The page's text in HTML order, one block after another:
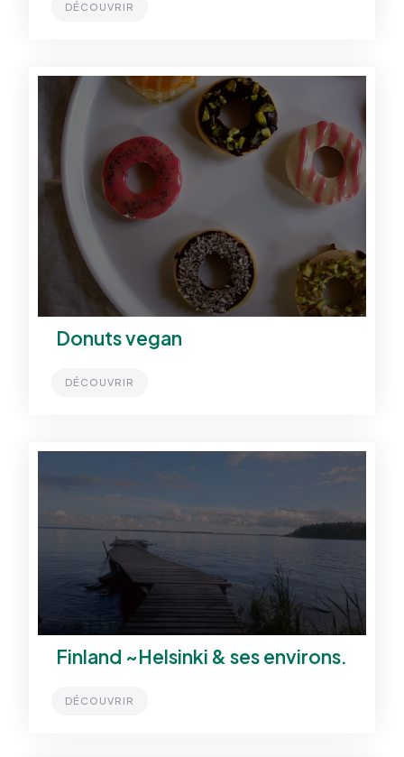
DÉCOUVRIR
Donuts vegan
DÉCOUVRIR
Finland ~Helsinki & ses environs.
DÉCOUVRIR